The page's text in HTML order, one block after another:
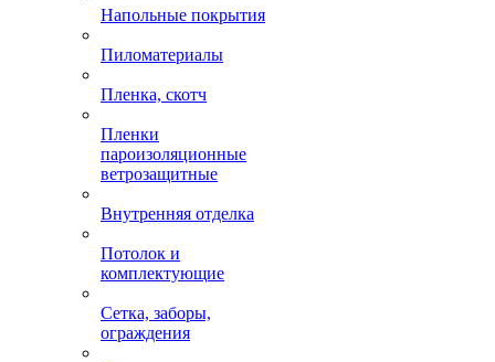
Напольные покрытия
Пиломатериалы
Пленка, скотч
Пленки
пароизоляционные
ветрозащитные
Внутренняя отделка
Потолок и
комплектующие
Сетка, заборы,
ограждения